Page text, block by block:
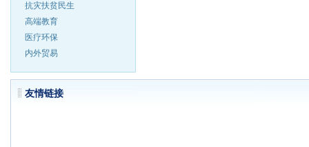
抗灾扶贫民生
高端教育
医疗环保
内外贸易
友情链